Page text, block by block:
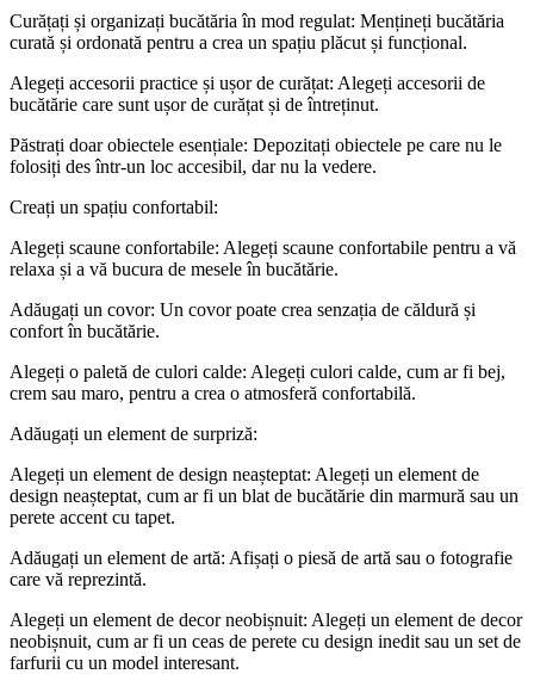
Curățați și organizați bucătăria în mod regulat: Mențineți bucătăria
curată și ordonată pentru a crea un spațiu plăcut și funcțional.
Alegeți accesorii practice și ușor de curățat: Alegeți accesorii de
bucătărie care sunt ușor de curățat și de întreținut.
Păstrați doar obiectele esențiale: Depozitați obiectele pe care nu le
folosiți des într-un loc accesibil, dar nu la vedere.
Creați un spațiu confortabil:
Alegeți scaune confortabile: Alegeți scaune confortabile pentru a vă
relaxa și a vă bucura de mesele în bucătărie.
Adăugați un covor: Un covor poate crea senzația de căldură și
confort în bucătărie.
Alegeți o paletă de culori calde: Alegeți culori calde, cum ar fi bej,
crem sau maro, pentru a crea o atmosferă confortabilă.
Adăugați un element de surpriză:
Alegeți un element de design neașteptat: Alegeți un element de
design neașteptat, cum ar fi un blat de bucătărie din marmură sau un
perete accent cu tapet.
Adăugați un element de artă: Afișați o piesă de artă sau o fotografie
care vă reprezintă.
Alegeți un element de decor neobișnuit: Alegeți un element de decor
neobișnuit, cum ar fi un ceas de perete cu design inedit sau un set de
farfurii cu un model interesant.